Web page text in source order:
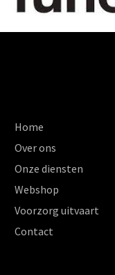
Home
Over ons
Onze diensten
Webshop
Voorzorg uitvaart
Contact